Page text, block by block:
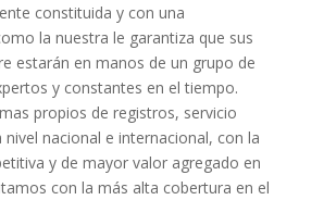
constituida y con una
la nuestra le garantiza que sus
estarán en manos de un grupo de
y constantes en el tiempo.
propios de registros, servicio
nacional e internacional, con la
y de mayor valor agregado en
con la más alta cobertura en el